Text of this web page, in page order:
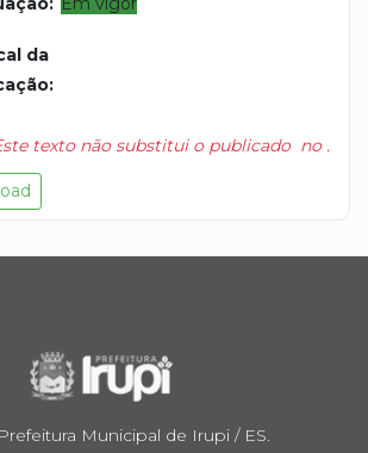
da
texto não substitui o publicado  no .
Municipal de Irupi / ES.